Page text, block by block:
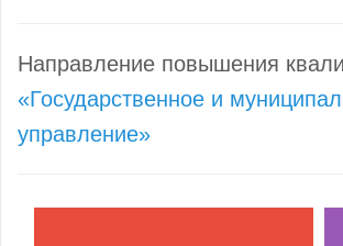
Направление повышения
«Государственное и
управление»